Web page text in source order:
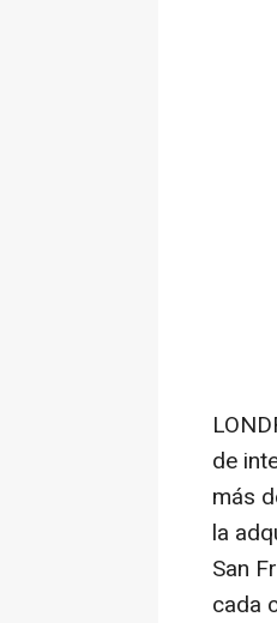
de
más
la
San
cada